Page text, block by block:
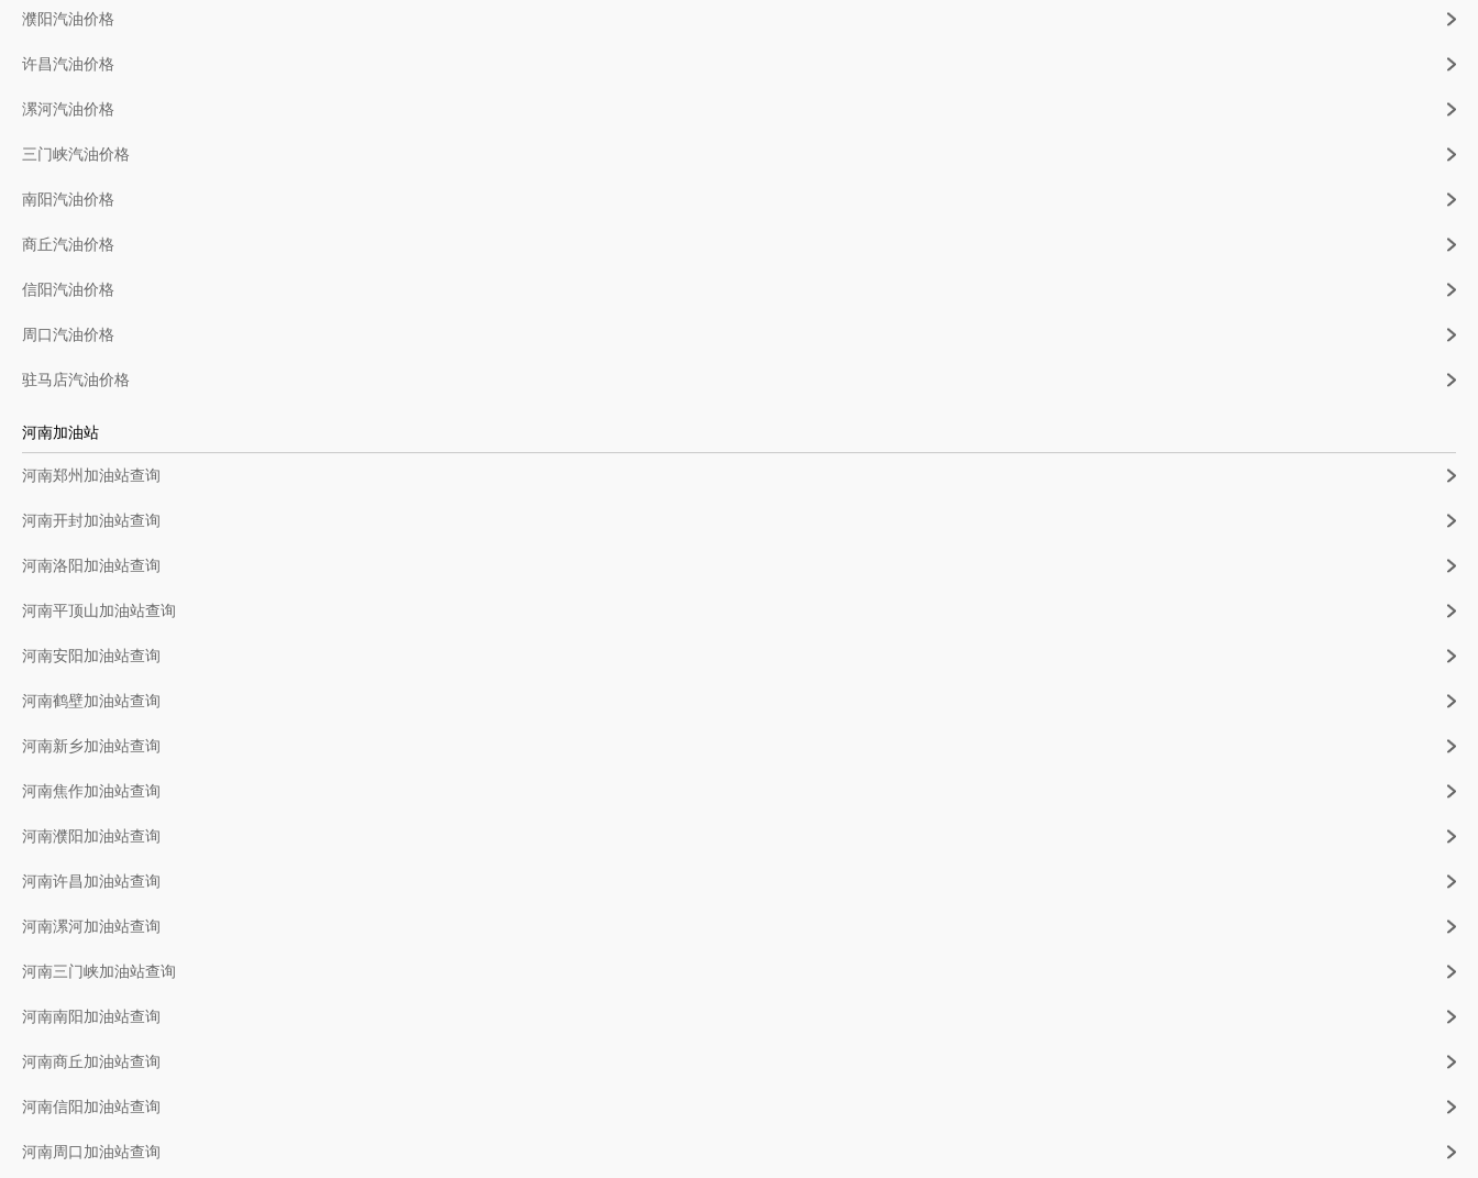
濮阳汽油价格
许昌汽油价格
漯河汽油价格
三门峡汽油价格
南阳汽油价格
商丘汽油价格
信阳汽油价格
周口汽油价格
驻马店汽油价格
河南加油站
河南郑州加油站查询
河南开封加油站查询
河南洛阳加油站查询
河南平顶山加油站查询
河南安阳加油站查询
河南鹤壁加油站查询
河南新乡加油站查询
河南焦作加油站查询
河南濮阳加油站查询
河南许昌加油站查询
河南漯河加油站查询
河南三门峡加油站查询
河南南阳加油站查询
河南商丘加油站查询
河南信阳加油站查询
河南周口加油站查询